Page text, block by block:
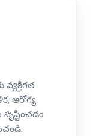
వ్యక్తిగత
ఆరోగ్య